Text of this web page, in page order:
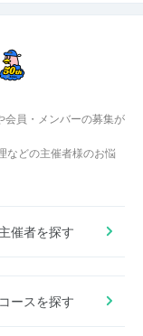
会員・メンバーの募集が
などの主催者様のお悩
主催者を探す
コースを探す